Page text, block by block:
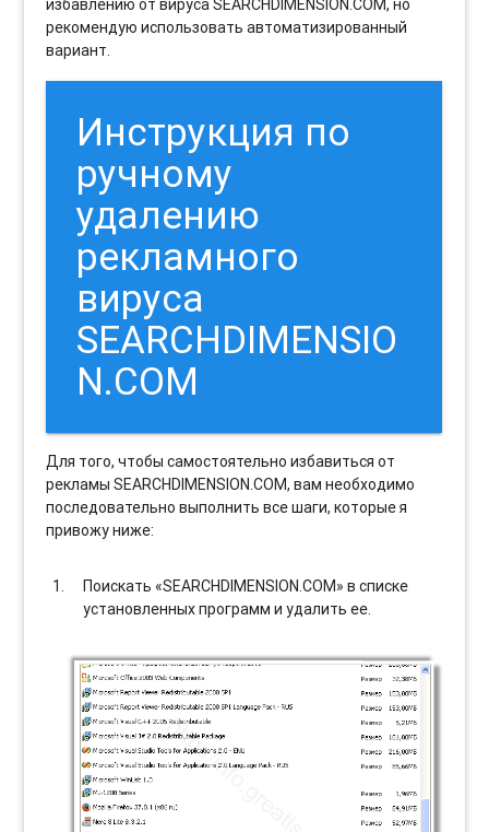
избавлению от вируса SEARCHDIMENSION.COM, но
рекомендую использовать автоматизированный
вариант.
Инструкция по
ручному
удалению
рекламного
вируса
SEARCHDIMENSIO
N.COM
Для того, чтобы самостоятельно избавиться от
рекламы SEARCHDIMENSION.COM, вам необходимо
последовательно выполнить все шаги, которые я
привожу ниже:
Поискать «SEARCHDIMENSION.COM» в списке
установленных программ и удалить ее.